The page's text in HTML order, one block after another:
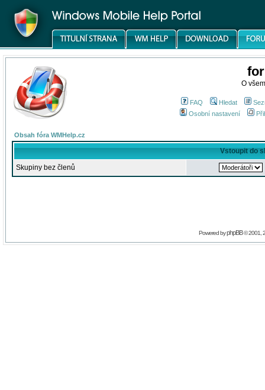
O
FAQ Hledat
Osobní nastavení
Obsah fóra WMHelp.cz
Vstoupit do
Skupiny bez členů
Powered byphpBB© 2001,